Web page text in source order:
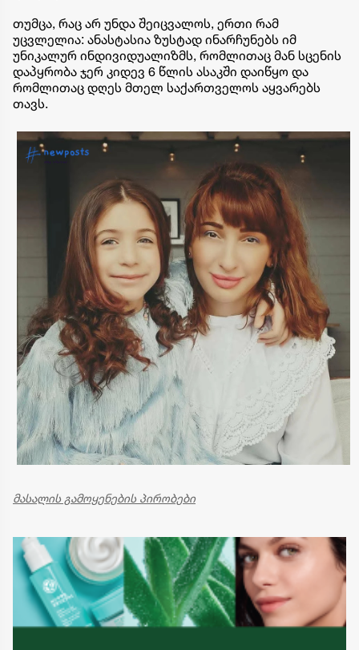
თუმცა, რაც არ უნდა შეიცვალოს, ერთი რამ
უცვლელია: ანასტასია ზუსტად ინარჩუნებს იმ
უნიკალურ ინდივიდუალიზმს, რომლითაც მან სცენის
დაპყრობა ჯერ კიდევ 6 წლის ასაკში დაიწყო და
რომლითაც დღეს მთელ საქართველოს აყვარებს
თავს.
მასალის გამოყენების პირობები